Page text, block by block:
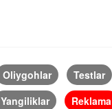
Oliygohlar Testlar
Yangiliklar
Reklama